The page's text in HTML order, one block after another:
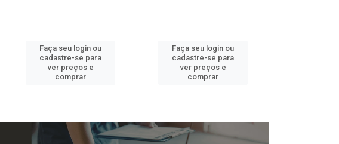
Faça seu login ou
cadastre-se para
ver preços e
comprar
Faça seu login ou
cadastre-se para
ver preços e
comprar